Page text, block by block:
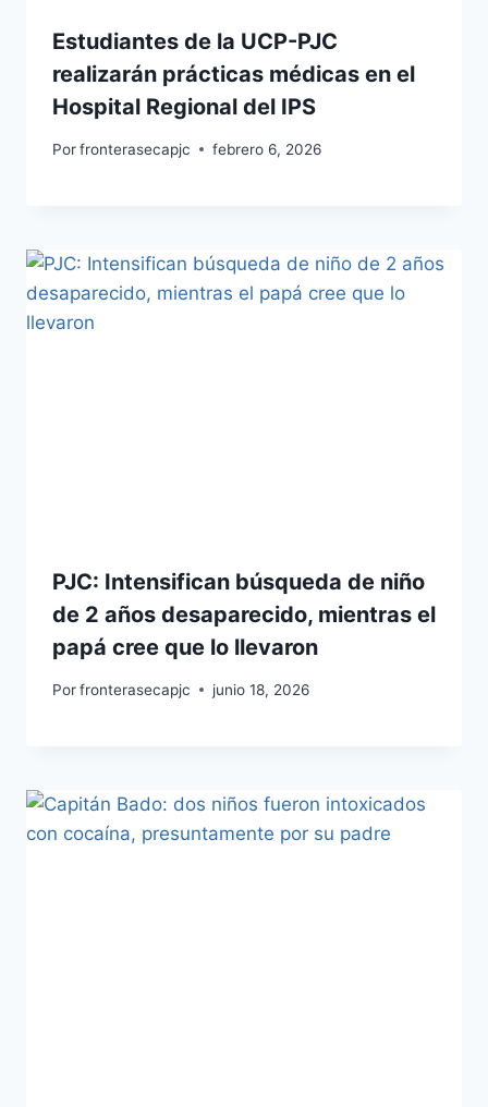
Estudiantes de la UCP-PJC
realizarán prácticas médicas en el
Hospital Regional del IPS
Porfronterasecapjc febrero 6, 2026
PJC: Intensifican búsqueda de niño
de 2 años desaparecido, mientras el
papá cree que lo llevaron
Porfronterasecapjc junio 18, 2026